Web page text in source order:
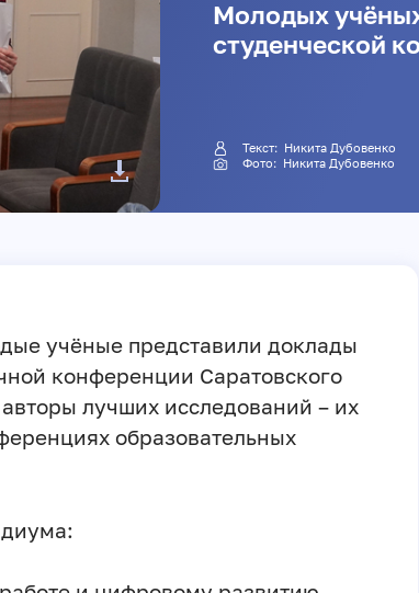
Молодых
студенческой
Текст: Никита Дубовенко
Фото: Никита Дубовенко
учёные представили доклады
конференции Саратовского
лучших исследований – их
образовательных